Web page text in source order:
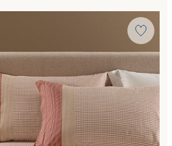
style Casa Color in Cotone